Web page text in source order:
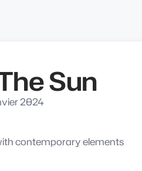
Sun
2024
contemporary elements